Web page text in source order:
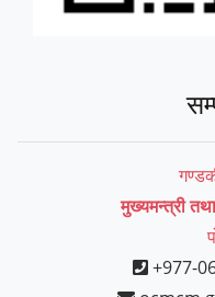
मुख्यमन्त्री
+977-